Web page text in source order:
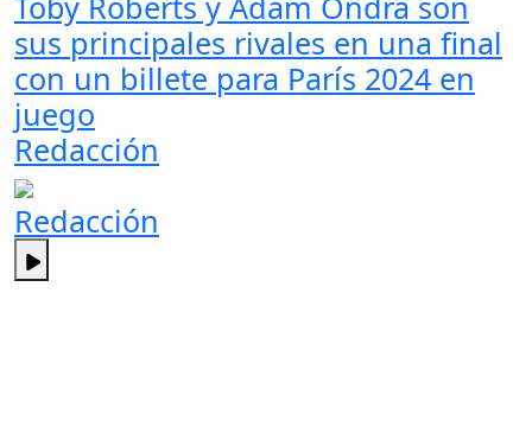
sus principales rivales en una final
con un billete para París 2024 en
juego
Redacción
Redacción